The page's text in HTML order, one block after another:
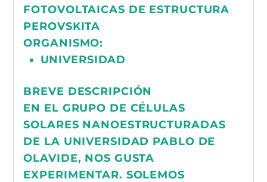
FOTOVOLTAICAS DE ESTRUCTURA
PEROVSKITA
ORGANISMO:
UNIVERSIDAD
BREVE DESCRIPCIÓN
EN EL GRUPO DE CÉLULAS
SOLARES NANOESTRUCTURADAS
DE LA UNIVERSIDAD PABLO DE
OLAVIDE, NOS GUSTA
EXPERIMENTAR. SOLEMOS